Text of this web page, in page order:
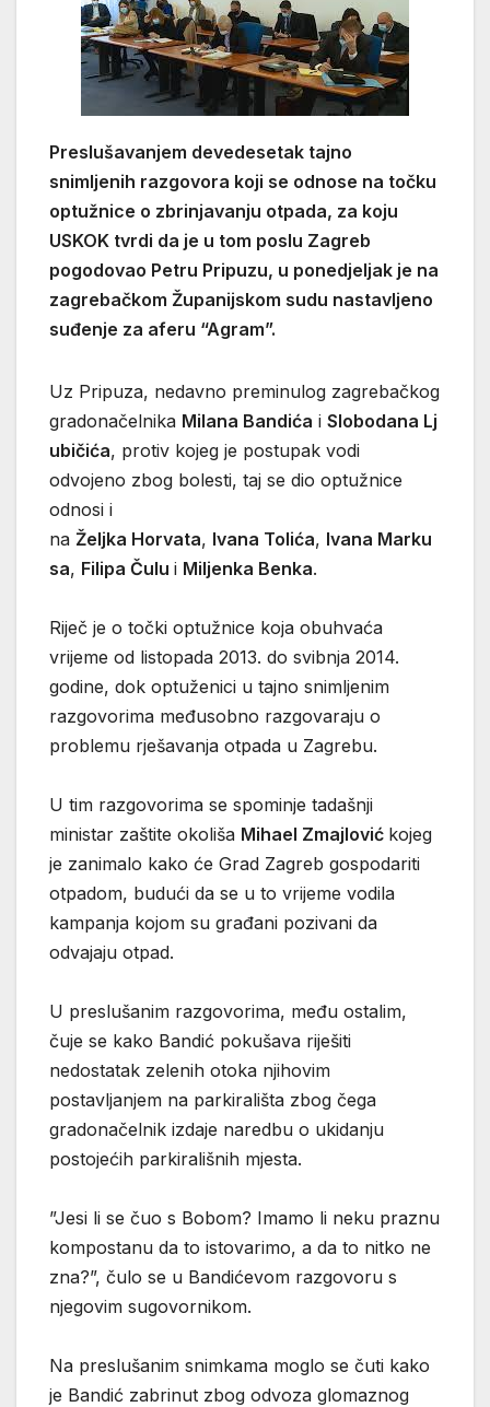
Preslušavanjem devedesetak tajno
snimljenih razgovora koji se odnose na točku
optužnice o zbrinjavanju otpada, za koju
USKOK tvrdi da je u tom poslu Zagreb
pogodovao Petru Pripuzu, u ponedjeljak je na
zagrebačkom Županijskom sudu nastavljeno
suđenje za aferu “Agram”.
Uz Pripuza, nedavno preminulog zagrebačkog
gradonačelnika Milana Bandića i Slobodana Lj
ubičića, protiv kojeg je postupak vodi
odvojeno zbog bolesti, taj se dio optužnice
odnosi i
na Željka Horvata, Ivana Tolića, Ivana Marku
sa, Filipa Čulu i Miljenka Benka.
Riječ je o točki optužnice koja obuhvaća
vrijeme od listopada 2013. do svibnja 2014.
godine, dok optuženici u tajno snimljenim
razgovorima međusobno razgovaraju o
problemu rješavanja otpada u Zagrebu.
U tim razgovorima se spominje tadašnji
ministar zaštite okoliša Mihael Zmajlović kojeg
je zanimalo kako će Grad Zagreb gospodariti
otpadom, budući da se u to vrijeme vodila
kampanja kojom su građani pozivani da
odvajaju otpad.
U preslušanim razgovorima, među ostalim,
čuje se kako Bandić pokušava riješiti
nedostatak zelenih otoka njihovim
postavljanjem na parkirališta zbog čega
gradonačelnik izdaje naredbu o ukidanju
postojećih parkirališnih mjesta.
”Jesi li se čuo s Bobom? Imamo li neku praznu
kompostanu da to istovarimo, a da to nitko ne
zna?”, čulo se u Bandićevom razgovoru s
njegovim sugovornikom.
Na preslušanim snimkama moglo se čuti kako
je Bandić zabrinut zbog odvoza glomaznog